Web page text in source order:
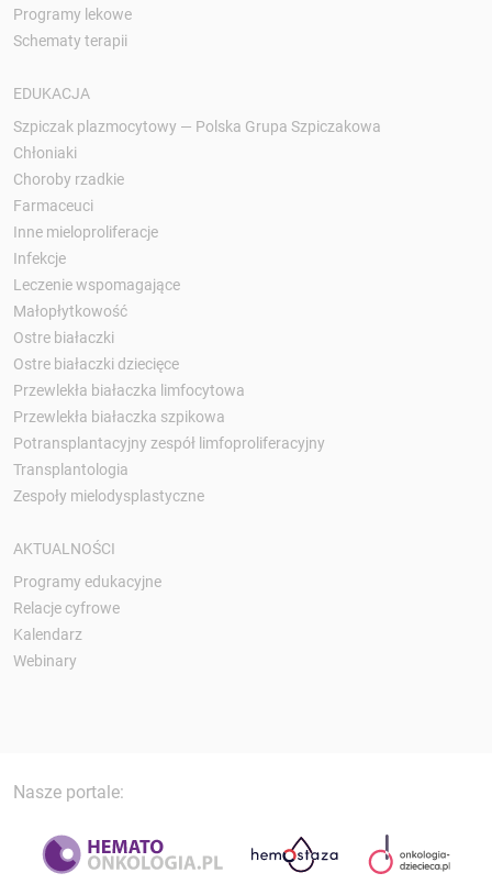
Programy lekowe
Schematy terapii
EDUKACJA
Szpiczak plazmocytowy — Polska Grupa Szpiczakowa
Chłoniaki
Choroby rzadkie
Farmaceuci
Inne mieloproliferacje
Infekcje
Leczenie wspomagające
Małopłytkowość
Ostre białaczki
Ostre białaczki dziecięce
Przewlekła białaczka limfocytowa
Przewlekła białaczka szpikowa
Potransplantacyjny zespół limfoproliferacyjny
Transplantologia
Zespoły mielodysplastyczne
AKTUALNOŚCI
Programy edukacyjne
Relacje cyfrowe
Kalendarz
Webinary
Nasze portale: